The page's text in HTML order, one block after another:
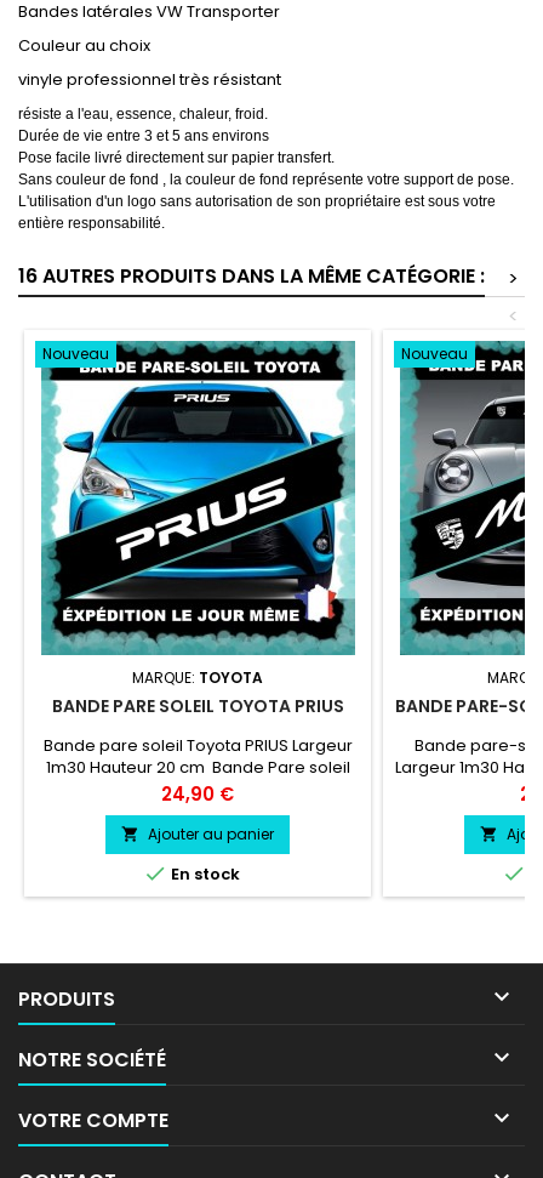
Bandes latérales VW Transporter
Couleur au choix
vinyle professionnel très résistant
résiste a l'eau, essence, chaleur, froid.
Durée de vie entre 3 et 5 ans environs
Pose facile livré directement sur papier transfert.
Sans couleur de fond , la couleur de fond représente votre support de pose.
L'utilisation d'un logo sans autorisation de son propriétaire est sous votre
entière responsabilité.
16 AUTRES PRODUITS DANS LA MÊME CATÉGORIE :
>
<
Nouveau
MARQUE: TOYOTA
BANDE PARE SOLEIL TOYOTA PRIUS
Bande pare soleil Toyota PRIUS Largeur
1m30 Hauteur 20 cm Bande Pare soleil
couleur au choix Logo Toyota
PRIUS couleur au choix
Prix
24,90 €
 Ajouter au panier
 En stock
Nouveau
BANDE PARE-
Bande pare-
Largeur 1m30
soleil couleur
MACAN


PRODUITS 
NOTRE SOCIÉTÉ 
VOTRE COMPTE 